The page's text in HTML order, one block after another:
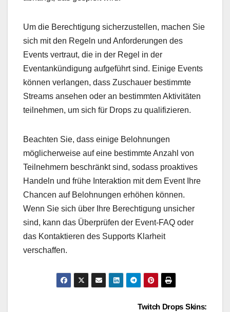
Um die Berechtigung sicherzustellen, machen Sie
sich mit den Regeln und Anforderungen des
Events vertraut, die in der Regel in der
Eventankündigung aufgeführt sind. Einige Events
können verlangen, dass Zuschauer bestimmte
Streams ansehen oder an bestimmten Aktivitäten
teilnehmen, um sich für Drops zu qualifizieren.
Beachten Sie, dass einige Belohnungen
möglicherweise auf eine bestimmte Anzahl von
Teilnehmern beschränkt sind, sodass proaktives
Handeln und frühe Interaktion mit dem Event Ihre
Chancen auf Belohnungen erhöhen können.
Wenn Sie sich über Ihre Berechtigung unsicher
sind, kann das Überprüfen der Event-FAQ oder
das Kontaktieren des Supports Klarheit
verschaffen.
Twitch Drops Skins: